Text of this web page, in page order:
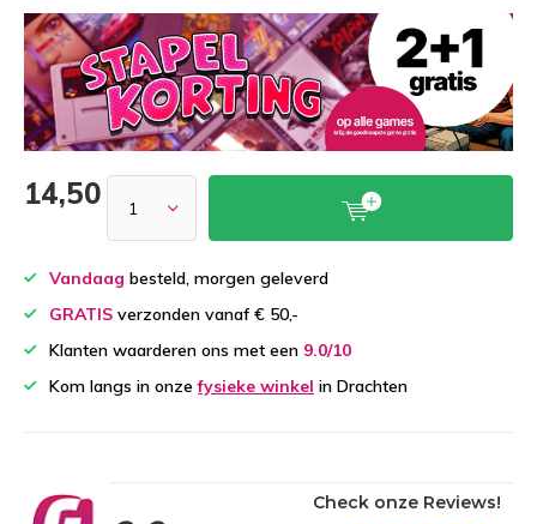
14,50
Vandaag besteld, morgen geleverd
GRATIS verzonden vanaf € 50,-
Klanten waarderen ons met een 9.0/10
Kom langs in onzefysieke winkel in Drachten
Check onze Reviews!